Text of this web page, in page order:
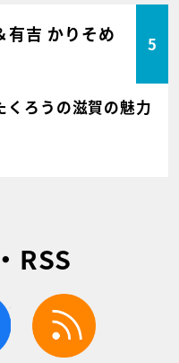
有吉 かりそめ
5
くろうの滋賀の魅力
RSS
facebook